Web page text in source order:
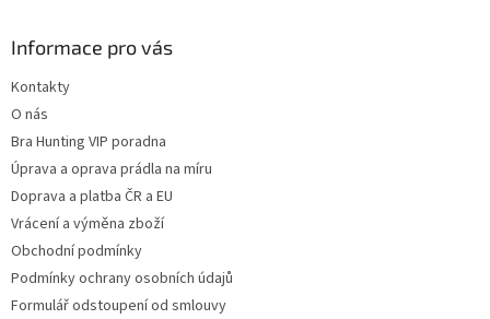
Informace pro vás
Kontakty
O nás
Bra Hunting VIP poradna
Úprava a oprava prádla na míru
Doprava a platba ČR a EU
Vrácení a výměna zboží
Obchodní podmínky
Podmínky ochrany osobních údajů
Formulář odstoupení od smlouvy